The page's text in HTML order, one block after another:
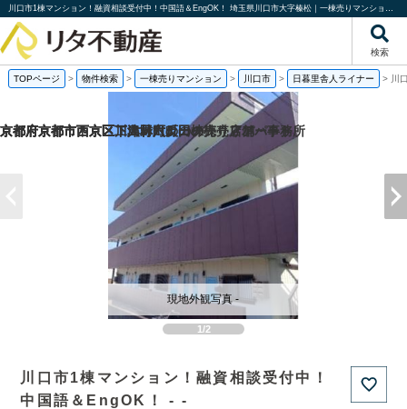
川口市1棟マンション！融資相談受付中！中国語＆EngOK！ 埼玉県川口市大字榛松｜一棟売りマンション｜投資物件や収益物件｜株式会社リタ不動産
検索
TOPページ > 物件検索 > 一棟売りマンション > 川口市 > 日暮里舎人ライナー > 川
1/2
現地外観写真 -
川口市1棟マンション！融資相談受付中！
中国語＆EngOK！ - -
京都府京都市西京区下津林六反田の売り店舗・事務所
京都府京都市西京区川島野田町の一棟売りアパート
京都府京都市西京区下津林六反田の
京都府京都市下京区二人司町の一棟売りアパート